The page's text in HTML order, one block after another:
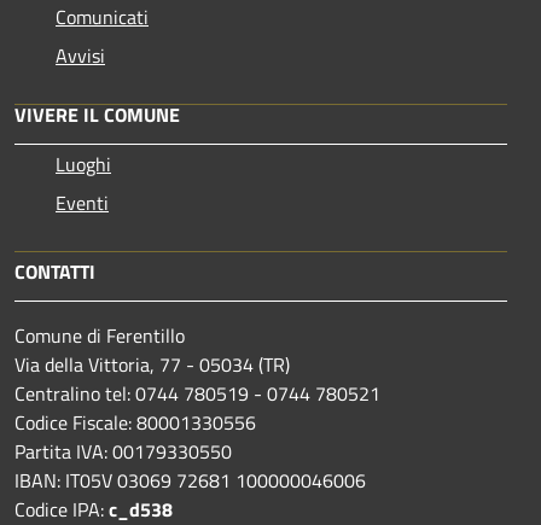
Comunicati
Avvisi
VIVERE IL COMUNE
Luoghi
Eventi
CONTATTI
Comune di Ferentillo
Via della Vittoria, 77 - 05034 (TR)
Centralino tel: 0744 780519 - 0744 780521
Codice Fiscale: 80001330556
Partita IVA: 00179330550
IBAN: IT05V 03069 72681 100000046006
Codice IPA:c_d538